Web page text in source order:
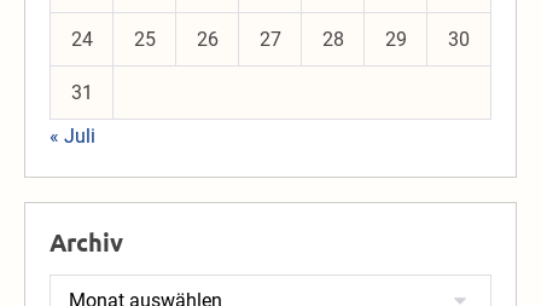
24 25 26 27 28 29 30
31
« Juli
Archiv
Archiv